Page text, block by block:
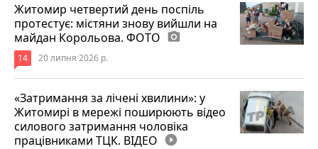
Житомир четвертий день поспіль
протестує: містяни знову вийшли на
майдан Корольова. ФОТО photo_camera
14 20 липня 2026 р.
«Затримання за лічені хвилини»: у
Житомирі в мережі поширюють відео
силового затримання чоловіка
працівниками ТЦК. ВІДЕО play_circle_filled